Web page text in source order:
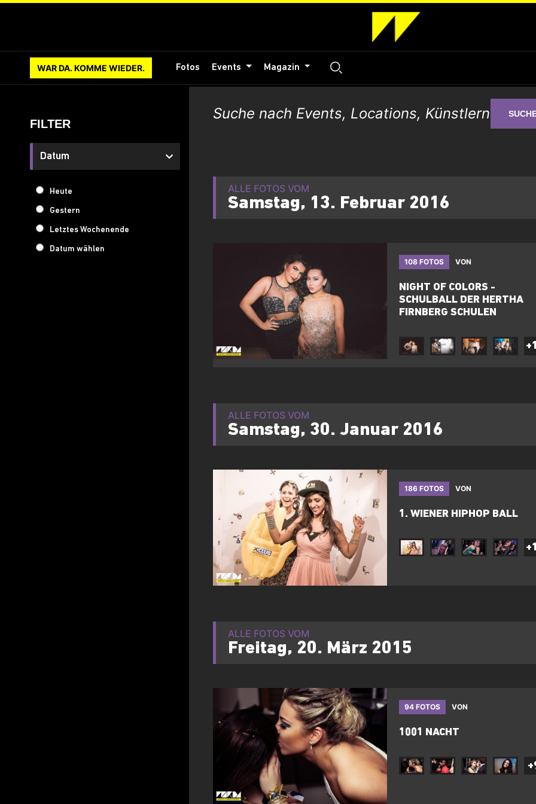
WAR DA. KOMME WIEDER. Fotos Events Magazin
FILTER
Datum
Heute
Gestern
Letztes Wochenende
Datum wählen
ALLE FOTOS VOM
Samstag, 13. Februar 2016
108 FOTOS VON
NIGHT OF COLORS -
SCHULBALL DER HERTHA
FIRNBERG SCHULEN
ALLE FOTOS VOM
Samstag, 30. Januar 2016
186 FOTOS VON
1. WIENER HIPHOP BALL
ALLE FOTOS VOM
Freitag, 20. März 2015
94 FOTOS VON
1001 NACHT